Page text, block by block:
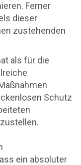
Ferner
dieser
zustehenden
als für die
Schutz
ein absoluter